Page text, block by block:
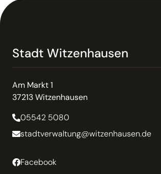
Stadt Witzenhausen
Am Markt 1
37213 Witzenhausen
05542 5080
stadtverwaltung@witzenhausen.de
Facebook